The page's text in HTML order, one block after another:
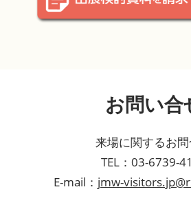
お問い合
来場に関するお
TEL：03-6739-
E-mail： jmw-